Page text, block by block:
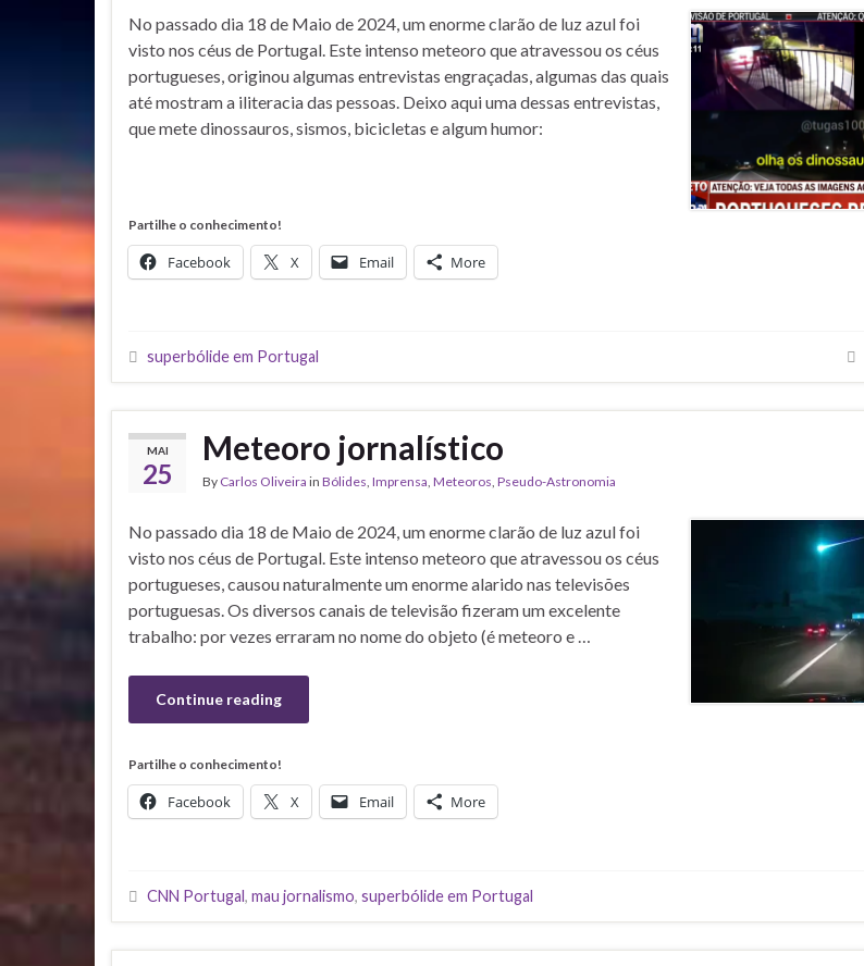
No passado dia 18 de Maio de 2024, um enorme clarão de luz azul foi
visto nos céus de Portugal. Este intenso meteoro que atravessou os céus
portugueses, originou algumas entrevistas engraçadas, algumas das quais
até mostram a iliteracia das pessoas. Deixo aqui uma dessas entrevistas,
que mete dinossauros, sismos, bicicletas e algum humor:
Partilhe o conhecimento!
Facebook X Email More
superbólide em Portugal
MAI
25
Meteoro jornalístico
By Carlos Oliveira in Bólides, Imprensa, Meteoros, Pseudo-Astronomia
No passado dia 18 de Maio de 2024, um enorme clarão de luz azul foi
visto nos céus de Portugal. Este intenso meteoro que atravessou os céus
portugueses, causou naturalmente um enorme alarido nas televisões
portuguesas. Os diversos canais de televisão fizeram um excelente
trabalho: por vezes erraram no nome do objeto (é meteoro e …
Continue reading
Partilhe o conhecimento!
Facebook X Email More
CNN Portugal, mau jornalismo, superbólide em Portugal